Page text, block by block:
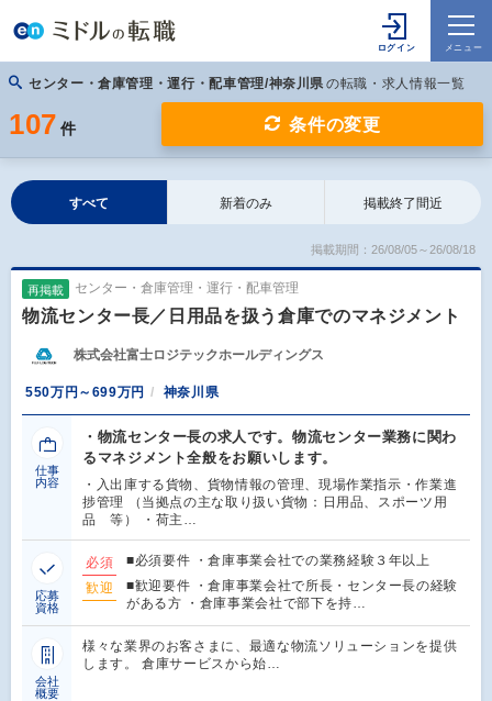
センター・倉庫管理・運行・配車管理/神奈川県 の転職・求人情報一覧
107 件 条件の変更
すべて 新着のみ 掲載終了間近
掲載期間：26/08/05～26/08/18
再掲載 センター・倉庫管理・運行・配車管理
物流センター長／日用品を扱う倉庫でのマネジメント
株式会社富士ロジテックホールディングス
550万円～699万円 神奈川県
仕事
内容
・物流センター長の求人です。物流センター業務に関わ
るマネジメント全般をお願いします。
・入出庫する貨物、貨物情報の管理、現場作業指示・作業進
捗管理 （当拠点の主な取り扱い貨物：日用品、スポーツ用
品 等） ・荷主…
応募
資格
必須
■必須要件 ・倉庫事業会社での業務経験３年以上
歓迎
■歓迎要件 ・倉庫事業会社で所長・センター長の経験
がある方 ・倉庫事業会社で部下を持…
会社
概要
様々な業界のお客さまに、最適な物流ソリューションを提供
します。 倉庫サービスから始…